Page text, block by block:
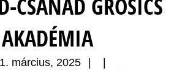
CSANÁD GROSICS
AKADÉMIA
március, 2025